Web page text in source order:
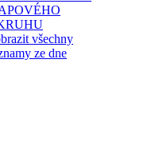
všechny
ze dne